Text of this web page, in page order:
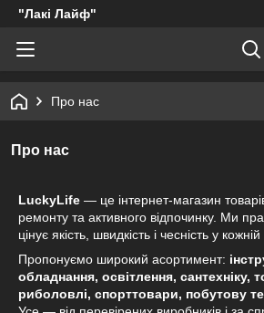
"Лакі Лайф"
Про нас
Про нас
LuckyLife — це інтернет-магазин
ремонту та активного відпочинку. Ми
цінує якість, швидкість і чесність у кожній
Пропонуємо широкий асортимент:
обладнання, освітлення, сантехніку,
риболовлі, спорттовари, побутову